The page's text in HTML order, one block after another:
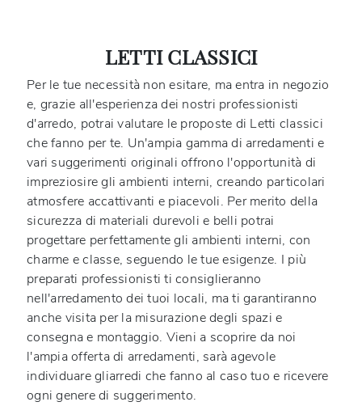
LETTI CLASSICI
Per le tue necessità non esitare, ma entra in negozio
e, grazie all'esperienza dei nostri professionisti
d'arredo, potrai valutare le proposte di Letti classici
che fanno per te. Un'ampia gamma di arredamenti e
vari suggerimenti originali offrono l'opportunità di
impreziosire gli ambienti interni, creando particolari
atmosfere accattivanti e piacevoli. Per merito della
sicurezza di materiali durevoli e belli potrai
progettare perfettamente gli ambienti interni, con
charme e classe, seguendo le tue esigenze. I più
preparati professionisti ti consiglieranno
nell'arredamento dei tuoi locali, ma ti garantiranno
anche visita per la misurazione degli spazi e
consegna e montaggio. Vieni a scoprire da noi
l'ampia offerta di arredamenti, sarà agevole
individuare gliarredi che fanno al caso tuo e ricevere
ogni genere di suggerimento.